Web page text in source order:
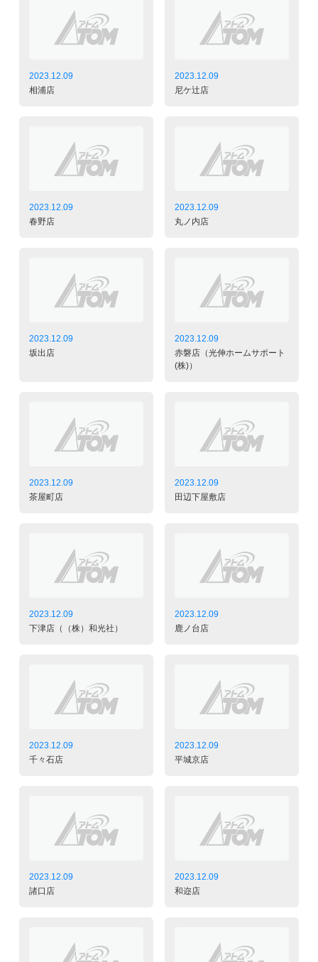
2023.12.09
相浦店
2023.12.09
尼ケ辻店
2023.12.09
春野店
2023.12.09
丸ノ内店
2023.12.09
坂出店
2023.12.09
赤磐店（光伸ホームサポート
(株)）
2023.12.09
茶屋町店
2023.12.09
田辺下屋敷店
2023.12.09
下津店（（株）和光社）
2023.12.09
鹿ノ台店
2023.12.09
千々石店
2023.12.09
平城京店
2023.12.09
諸口店
2023.12.09
和迩店